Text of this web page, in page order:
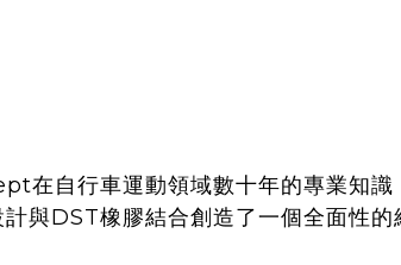
自行車運動領域數十年的專業知識
與DST橡膠結合創造了一個全面性的